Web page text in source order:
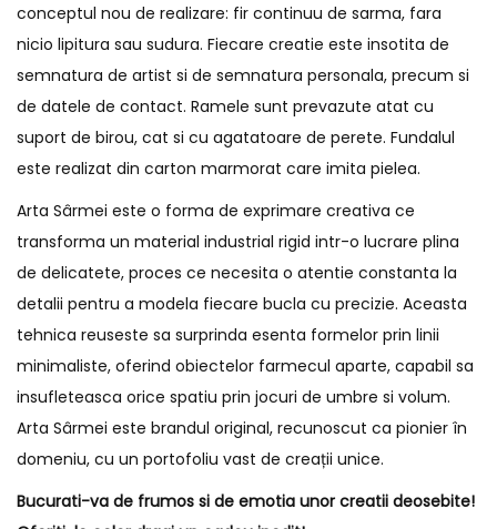
conceptul nou de realizare: fir continuu de sarma, fara
nicio lipitura sau sudura. Fiecare creatie este insotita de
semnatura de artist si de semnatura personala, precum si
de datele de contact. Ramele sunt prevazute atat cu
suport de birou, cat si cu agatatoare de perete. Fundalul
este realizat din carton marmorat care imita pielea.
Arta Sârmei este o forma de exprimare creativa ce
transforma un material industrial rigid intr-o lucrare plina
de delicatete, proces ce necesita o atentie constanta la
detalii pentru a modela fiecare bucla cu precizie. Aceasta
tehnica reuseste sa surprinda esenta formelor prin linii
minimaliste, oferind obiectelor farmecul aparte, capabil sa
insufleteasca orice spatiu prin jocuri de umbre si volum.
Arta Sârmei este brandul original, recunoscut ca pionier în
domeniu, cu un portofoliu vast de creații unice.
Bucurati-va de frumos si de emotia unor creatii deosebite!